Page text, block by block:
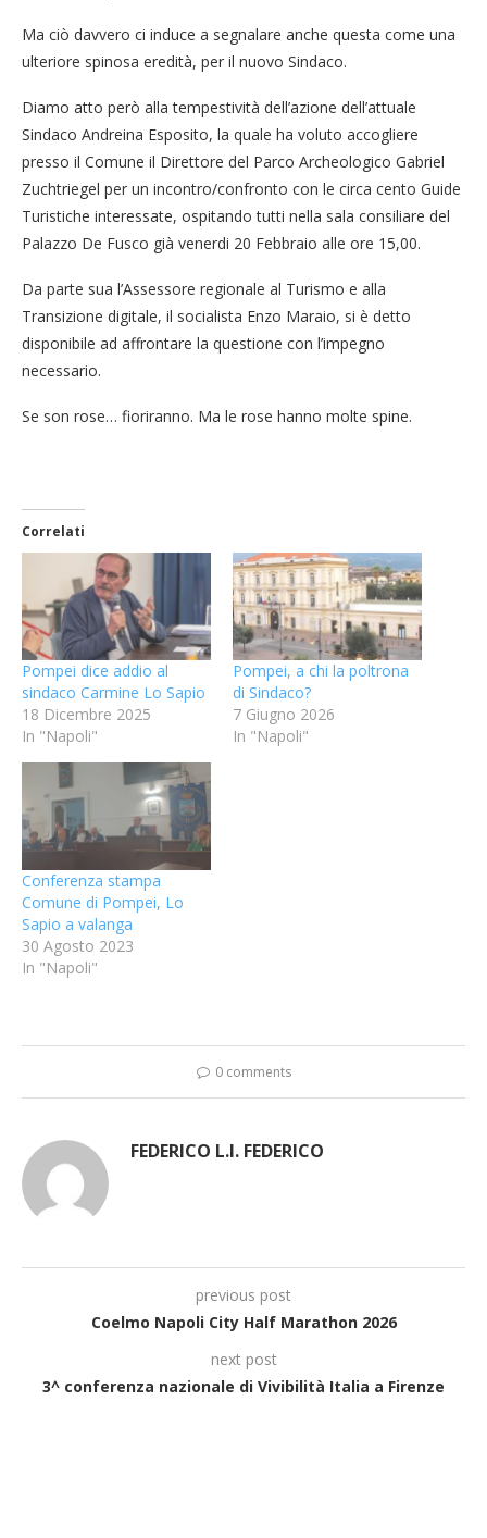
Ma ciò davvero ci induce a segnalare anche questa come una
ulteriore spinosa eredità, per il nuovo Sindaco.
Diamo atto però alla tempestività dell’azione dell’attuale
Sindaco Andreina Esposito, la quale ha voluto accogliere
presso il Comune il Direttore del Parco Archeologico Gabriel
Zuchtriegel per un incontro/confronto con le circa cento Guide
Turistiche interessate, ospitando tutti nella sala consiliare del
Palazzo De Fusco già venerdi 20 Febbraio alle ore 15,00.
Da parte sua l’Assessore regionale al Turismo e alla
Transizione digitale, il socialista Enzo Maraio, si è detto
disponibile ad affrontare la questione con l’impegno
necessario.
Se son rose… fioriranno. Ma le rose hanno molte spine.
Correlati
Pompei dice addio al
sindaco Carmine Lo Sapio
18 Dicembre 2025
In "Napoli"
Pompei, a chi la poltrona
di Sindaco?
7 Giugno 2026
In "Napoli"
Conferenza stampa
Comune di Pompei, Lo
Sapio a valanga
30 Agosto 2023
In "Napoli"
0 comments
FEDERICO L.I. FEDERICO
previous post
Coelmo Napoli City Half Marathon 2026
next post
3^ conferenza nazionale di Vivibilità Italia a Firenze